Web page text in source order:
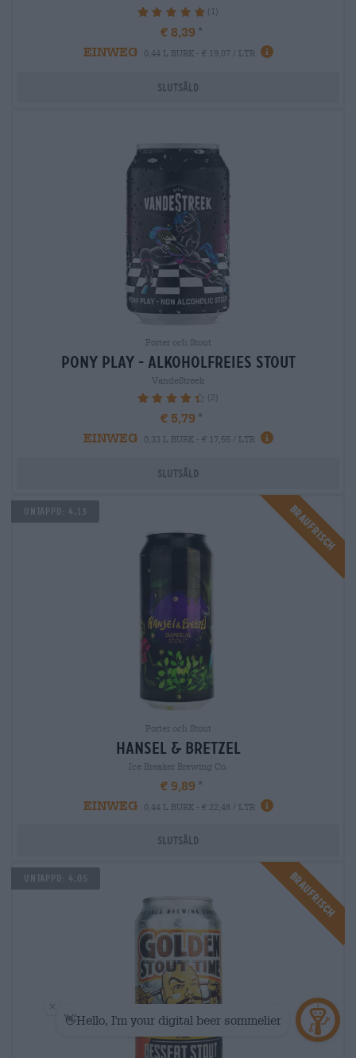
100% (1)
€ 8,39
EINWEG
0,44 L BURK - € 19,07 / LTR
Slutsåld
Porter och Stout
pony play - alkoholfreies stout
VandeStreek
90% (2)
€ 5,79
EINWEG
0,33 L BURK - € 17,55 / LTR
Slutsåld
Braufrisch
Untappd: 4,13
Porter och Stout
hansel & bretzel
Ice Breaker Brewing Co.
€ 9,89
EINWEG
0,44 L BURK - € 22,48 / LTR
Slutsåld
Braufrisch
UNTAPPD: 4,05